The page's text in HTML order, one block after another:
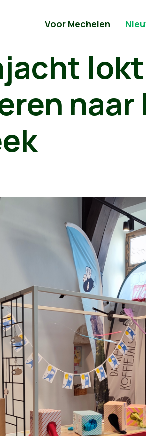
Voor Mechelen
lokt
naar